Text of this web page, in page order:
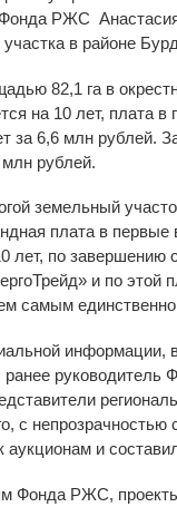
РЖС Анастасия
в районе
82,1 га в
на 10 лет, плата
за 6,6 млн рублей.
рублей.
земельный
плата в
лет, по завершению
и по этой
самым
информации,
ранее
с
аукционам и
Фонда РЖС,